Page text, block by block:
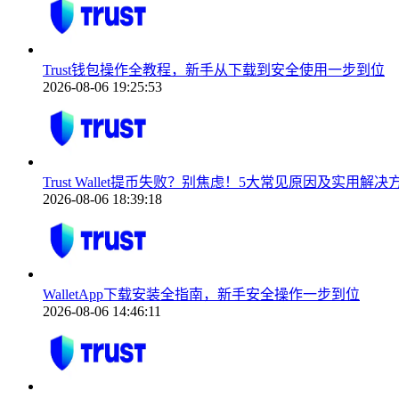
Trust钱包操作全教程，新手从下载到安全使用一步到位
2026-08-06 19:25:53
Trust Wallet提币失败？别焦虑！5大常见原因及实用解决
2026-08-06 18:39:18
WalletApp下载安装全指南，新手安全操作一步到位
2026-08-06 14:46:11